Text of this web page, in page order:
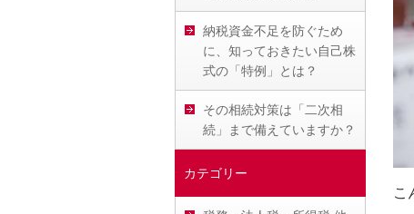
納税資金不足を防ぐため
に、知っておきたい自己株
式の「特例」とは？
その相続対策は「二次相
続」まで備えていますか？
カテゴリー
こ